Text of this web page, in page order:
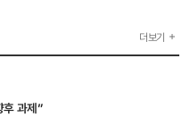
더보기
후 과제”